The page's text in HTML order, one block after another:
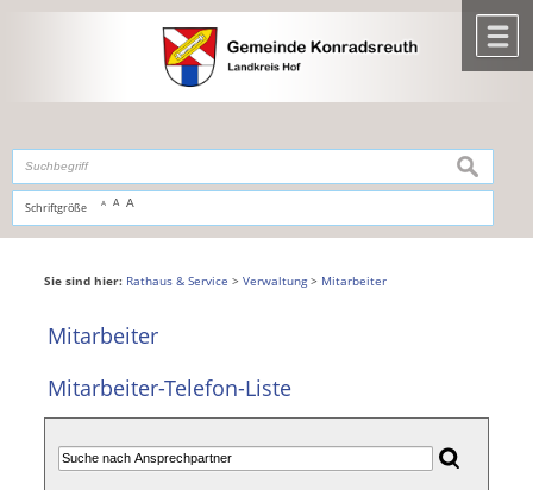
,zur Navigationoderzur Startseitespringen.
Schriftgröße A A A
suchen
Sie sind hier: Rathaus & Service > Verwaltung> Mitarbeiter
Mitarbeiter
Mitarbeiter-Telefon-Liste